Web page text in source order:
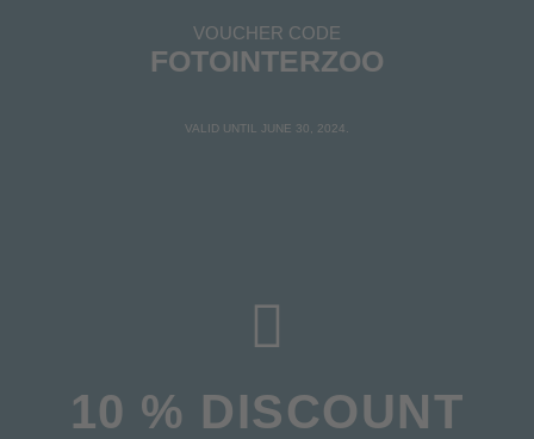
VOUCHER CODE
FOTOINTERZOO
VALID UNTIL JUNE 30, 2024.
10 % DISCOUNT